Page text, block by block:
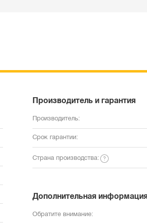
Производитель и гарантия
Производитель:
Срок гарантии:
Страна производства:
Дополнительная информация
Обратите внимание: